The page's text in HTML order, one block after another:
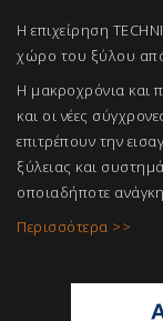
Η επιχείρηση
χώρο του ξύλου
Η μακροχρόνια και
και οι νέες
επιτρέπουν την
ξύλειας και
οποιαδήποτε
Περισσότερα >>